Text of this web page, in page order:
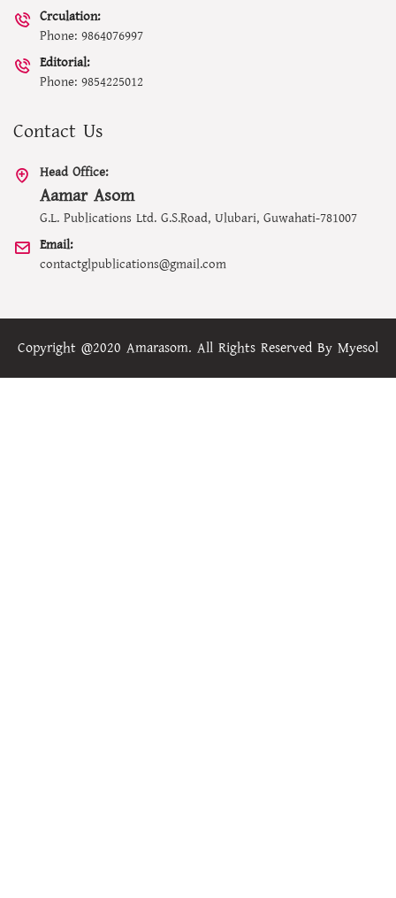
Crculation:
Phone: 9864076997
Editorial:
Phone: 9854225012
Contact Us
Head Office:
Aamar Asom
G.L. Publications Ltd. G.S.Road, Ulubari, Guwahati-781007
Email:
contactglpublications@gmail.com
Copyright @2020 Amarasom. All Rights Reserved By Myesol